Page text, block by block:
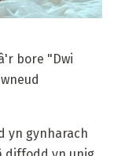
bore "Dwi
yn gynharach